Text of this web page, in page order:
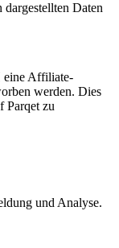
dargestellten Daten
eine Affiliate-
werden. Dies
Parqet zu
und Analyse.